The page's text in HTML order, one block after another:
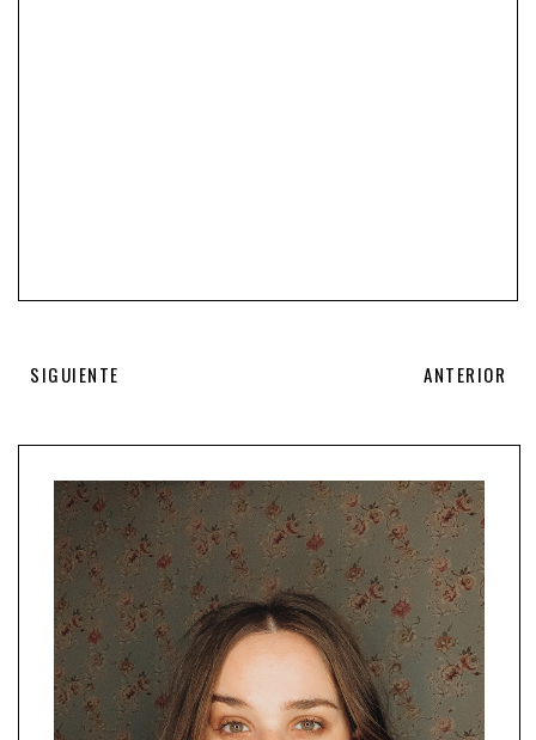
SIGUIENTE ANTERIOR